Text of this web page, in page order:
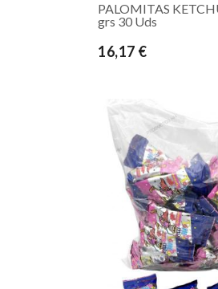
PALOMITAS
grs 30 Uds
16,17 €